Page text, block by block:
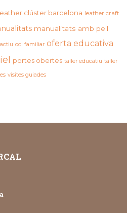
clúster barcelona leather craft
manualitats amb pell
oci familiar oferta educativa
portes obertes taller educatiu taller
visites guiades